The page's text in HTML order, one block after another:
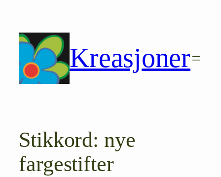
innhold
Kreasjoner
Stikkord: nye
fargestifter